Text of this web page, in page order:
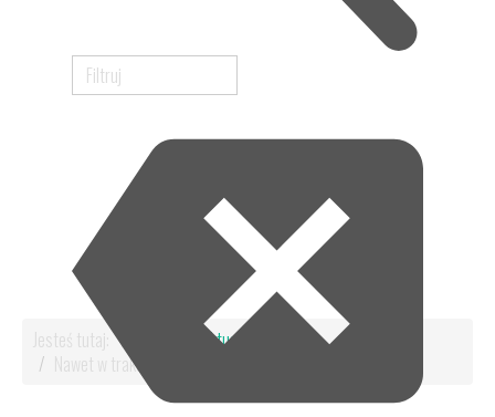
Jesteś tutaj:
Aktualności
Nawet w trakcie wakacji nie zapominamy o ortografii!